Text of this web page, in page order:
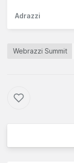
Adrazzi
Webrazzi Summit